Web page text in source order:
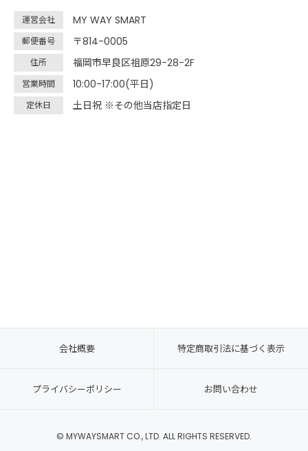
運営会社 MY WAY SMART
郵便番号 〒814-0005
住所 福岡市早良区祖原29-28-2F
営業時間 10:00-17:00(平日)
定休日 土日祝 ※その他当店指定日
会社概要 特定商取引法に基づく表示
プライバシーポリシー お問い合わせ
© MYWAYSMART CO., LTD. ALL RIGHTS RESERVED.